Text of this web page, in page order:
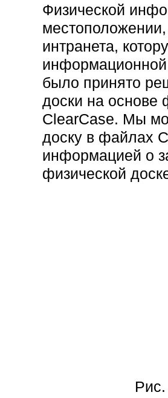
Физической
интранета,
информационной
было принято
доски на основе
ClearCase. Мы
доску в файлах
информацией о
физической